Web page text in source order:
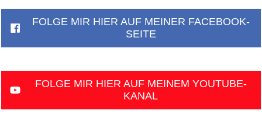
FOLGE MIR HIER AUF MEINER FACEBOOK-
SEITE
FOLGE MIR HIER AUF MEINEM YOUTUBE-
KANAL